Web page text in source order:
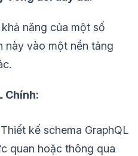
năng của một số
này vào một nền tảng
Chính:
Thiết kế schema GraphQL
quan hoặc thông qua